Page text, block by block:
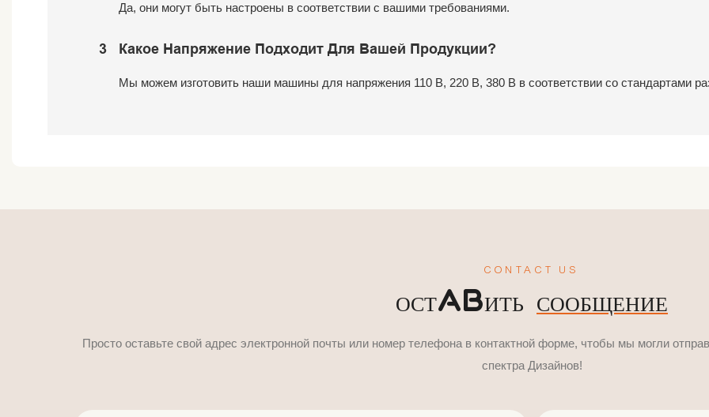
Да, они могут быть настроены в соответствии с вашими требованиями.
3 Какое Напряжение Подходит Для Вашей Продукции?
Мы можем изготовить наши машины для напряжения 110 В, 220 В, 380 В в соответствии со стандартами
CONTACT US
ОСТАВИТЬ СООБЩЕНИЕ
Просто оставьте свой адрес электронной почты или номер телефона в контактной форме, чтобы мы могли
спектра Дизайнов!